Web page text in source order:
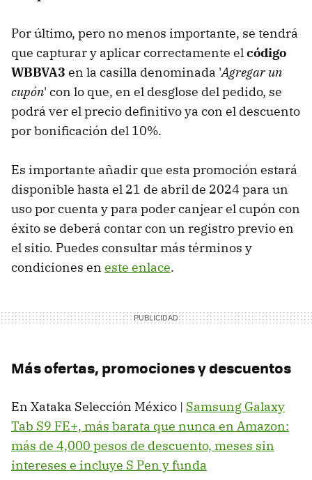
Por último, pero no menos importante, se tendrá
que capturar y aplicar correctamente elcódigo
WBBVA3 en la casilla denominada 'Agregar un
cupón' con lo que, en el desglose del pedido, se
podrá ver el precio definitivo ya con el descuento
por bonificación del 10%.
Es importante añadir que esta promoción estará
disponible hasta el 21 de abril de 2024 para un
uso por cuenta y para poder canjear el cupón con
éxito se deberá contar con un registro previo en
el sitio. Puedes consultar más términos y
condiciones en este enlace.
Más ofertas, promociones y descuentos
En Xataka Selección México | Samsung Galaxy
Tab S9 FE+, más barata que nunca en Amazon:
más de 4,000 pesos de descuento, meses sin
intereses e incluye S Pen y funda